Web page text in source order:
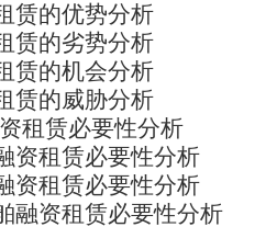
赁的优势分析
赁的劣势分析
赁的机会分析
赁的威胁分析
租赁必要性分析
资租赁必要性分析
资租赁必要性分析
融资租赁必要性分析